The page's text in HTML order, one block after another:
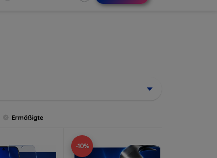
Ermäßigte
-10%